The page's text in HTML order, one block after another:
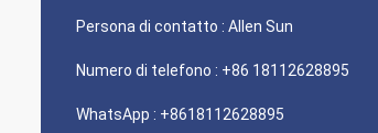
Persona di contatto : Allen Sun
Numero di telefono : +86 18112628895
WhatsApp : +8618112628895